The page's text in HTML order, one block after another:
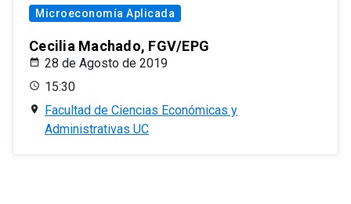
Microeconomía Aplicada
Cecilia Machado, FGV/EPG
28 de Agosto de 2019
15:30
Facultad de Ciencias Económicas y
Administrativas UC